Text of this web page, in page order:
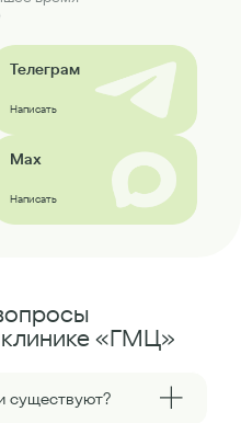
Телеграм
Написать
Max
Написать
«ГМЦ»
существуют?